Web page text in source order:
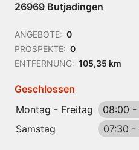
26969 Butjadingen
ANGEBOTE: 0
PROSPEKTE: 0
ENTFERNUNG: 105,35 km
Geschlossen
Montag - Freitag
08:00 -
Samstag
07:30 -